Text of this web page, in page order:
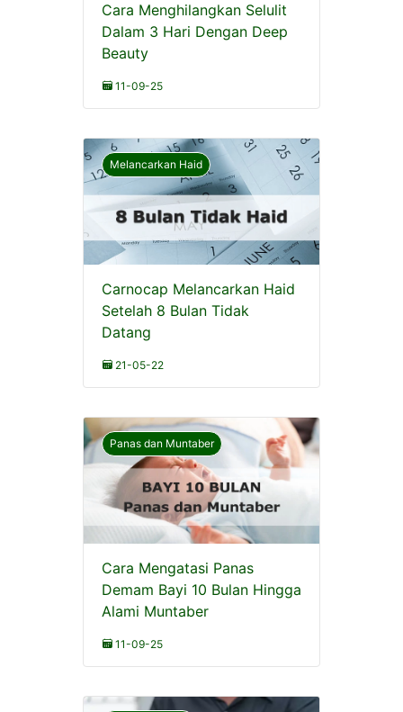
Cara Menghilangkan Selulit
Dalam 3 Hari Dengan Deep
Beauty
11-09-25
Melancarkan Haid
Carnocap Melancarkan Haid
Setelah 8 Bulan Tidak
Datang
21-05-22
Panas dan Muntaber
Cara Mengatasi Panas
Demam Bayi 10 Bulan Hingga
Alami Muntaber
11-09-25